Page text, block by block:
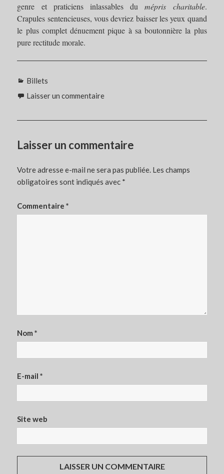
genre et praticiens inlassables dumépris charitable.
Crapules sentencieuses, vous devriez baisser les yeux quand
le plus complet dénuement pique à sa boutonnière la plus
pure rectitude morale.
Catégories
Billets
Laisser un commentaire
Laisser un commentaire
Votre adresse e-mail ne sera pas publiée. Les champs
obligatoires sont indiqués avec *
Commentaire*
Nom*
E-mail*
Site web